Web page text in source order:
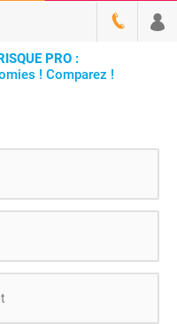
PRO :
! Comparez !